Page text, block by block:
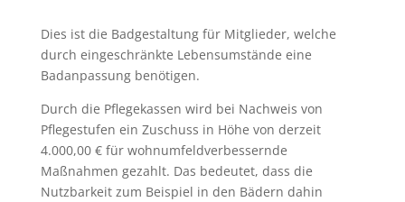
Dies ist die Badgestaltung für Mitglieder, welche
durch eingeschränkte Lebensumstände eine
Badanpassung benötigen.
Durch die Pflegekassen wird bei Nachweis von
Pflegestufen ein Zuschuss in Höhe von derzeit
4.000,00 € für wohnumfeldverbessernde
Maßnahmen gezahlt. Das bedeutet, dass die
Nutzbarkeit zum Beispiel in den Bädern dahin